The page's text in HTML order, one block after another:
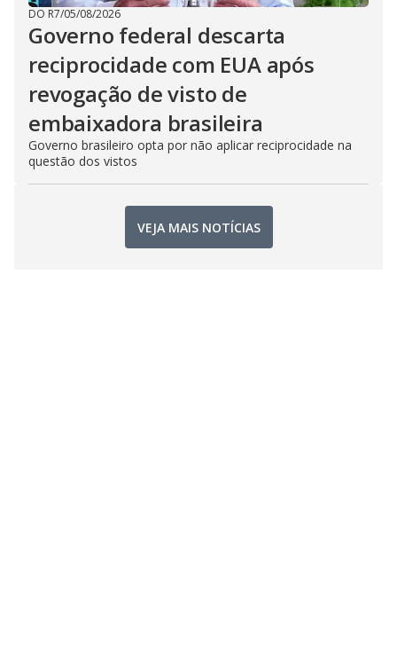
DO R7/05/08/2026
Governo federal descarta
reciprocidade com EUA após
revogação de visto de
embaixadora brasileira
Governo brasileiro opta por não aplicar reciprocidade na
questão dos vistos
VEJA MAIS NOTÍCIAS